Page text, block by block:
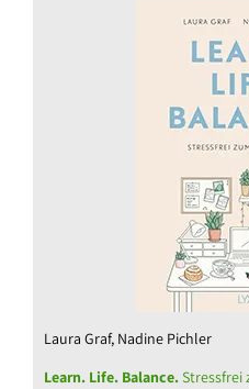
Laura Graf, Nadine Pichler
Learn. Life. Balance.Stressfrei